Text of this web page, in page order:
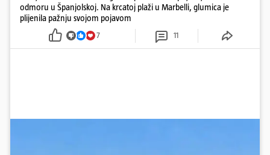
odmoru u Španjolskoj. Na krcatoj plaži u Marbelli, glumica je
plijenila pažnju svojom pojavom
7 11